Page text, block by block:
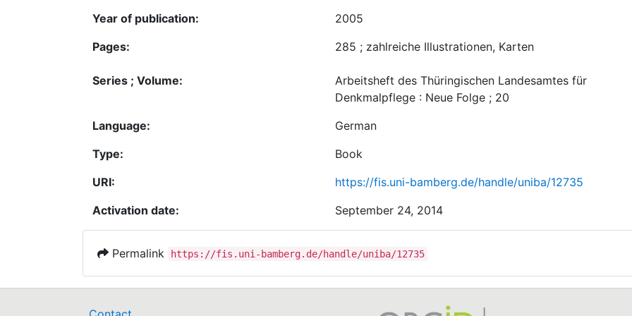
Year of publication:
2005
Pages:
285 ; zahlreiche Illustrationen, Karten
Series ; Volume:
Arbeitsheft des Thüringischen Landesamtes für
Denkmalpflege : Neue Folge ; 20
Language:
German
Type:
Book
URI:
https://fis.uni-bamberg.de/handle/uniba/12735
Activation date:
September 24, 2014
Permalink https://fis.uni-bamberg.de/handle/uniba/12735